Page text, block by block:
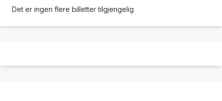
Det er ingen flere billetter tilgjengelig